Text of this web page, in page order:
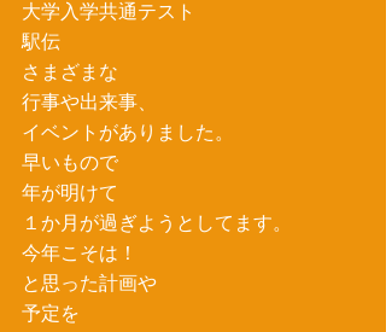
大学入学共通テスト
駅伝
さまざまな
行事や出来事、
イベントがありました。
早いもので
年が明けて
１か月が過ぎようとしてます。
今年こそは！
と思った計画や
予定を